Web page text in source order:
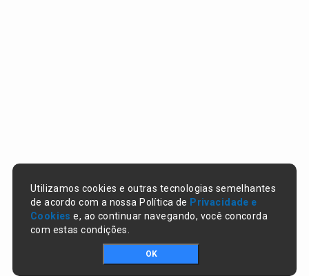
Utilizamos cookies e outras tecnologias semelhantes
de acordo com a nossa Política de Privacidade e
Cookies e, ao continuar navegando, você concorda
com estas condições.
OK